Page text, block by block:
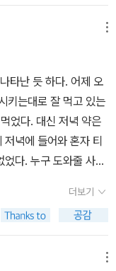
를 전달하는 주제의식
상'이라는 소재 또한 애
르게 정확한 치료법
명이 통하지 않는 허구
힘들었다. 이것은 곧
상하여 커다란 실망감
물론 '중절'에 대한 사
작품이 되었다. 데뷔
다.
면 등골이 오싹할 정
수 있다고 하는군요.
상한 사회파 추리소설
개되어 있습니다. 그
보다 한국에서 신작을
으론 한국의 추리소설
이 들기도 하네요^^by
타난 듯 하다. 어제 오
키는대로 잘 먹고 있는
었다. 대신 저녁 약은
저녁에 들어와 혼자 티
다. 누구 도와줄 사람
모르게 욕이 나왔다.
놀라고, 도저히 팔을
도 어려웠다. 사무실은
일 대신 전화로 조율
더보기